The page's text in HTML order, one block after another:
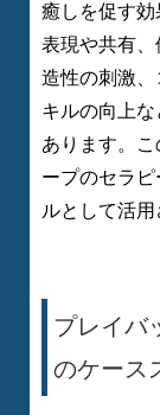
癒しを促す
表現や共有、
造性の刺激
キルの向上
あります。
ープのセラ
ルとして活用
プレイバ
のケース